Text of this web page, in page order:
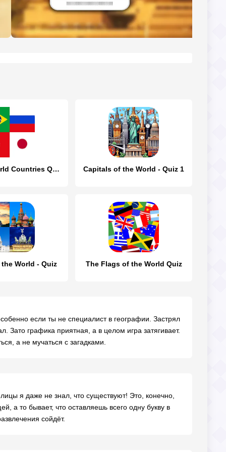
Flags of World Countries Quiz Capitals of the World - Quiz 1
World - Quiz The Flags of the World Quiz
если ты не специалист в географии. Застрял
Зато графика приятная, а в целом игра затягивает.
а не мучаться с загадками.
я даже не знал, что существуют! Это, конечно,
а то бывает, что оставляешь всего одну букву в
сойдёт.